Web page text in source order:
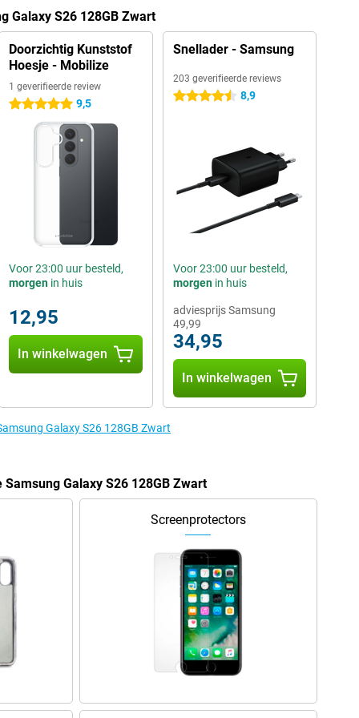
Galaxy S26 128GB Zwart
Doorzichtig Kunststof
Hoesje - Mobilize
1 geverifieerde review
5 sterren 9,5
Voor 23:00 uur besteld,
morgenin huis
12,95
In winkelwagen
Snellader - Samsung
203 geverifieerde reviews
4.5 sterren 8,9
Voor 23:00 uur besteld,
morgenin huis
49,99
adviesprijs Samsung
34,95
In winkelwagen
Galaxy S26 128GB Zwart
Galaxy S26 128GB Zwart
Screenprotectors